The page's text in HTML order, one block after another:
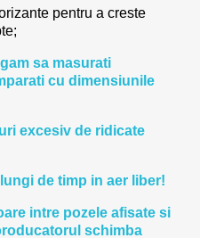
pentru a creste
sa masurati
cu dimensiunile
excesiv de ridicate
de timp in aer liber!
intre pozele afisate si
schimba